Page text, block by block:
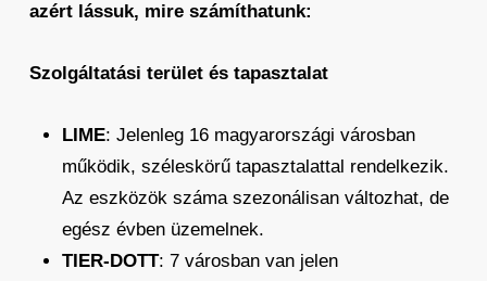
azért lássuk, mire számíthatunk:
Szolgáltatási terület és tapasztalat
LIME: Jelenleg 16 magyarországi városban
működik, széleskörű tapasztalattal rendelkezik.
Az eszközök száma szezonálisan változhat, de
egész évben üzemelnek.
TIER-DOTT: 7 városban van jelen